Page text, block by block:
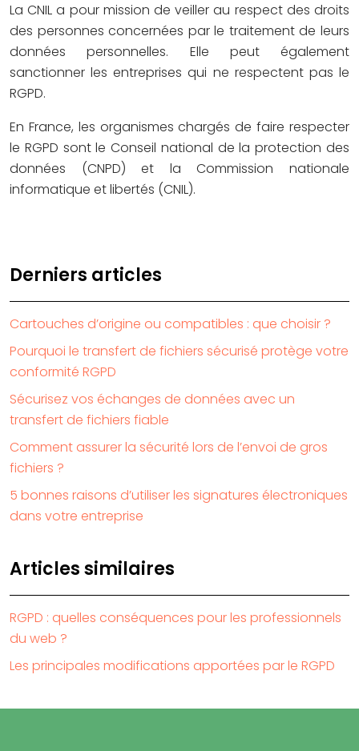
La CNIL a pour mission de veiller au respect des droits
des personnes concernées par le traitement de leurs
données personnelles. Elle peut également
sanctionner les entreprises qui ne respectent pas le
RGPD.
En France, les organismes chargés de faire respecter
le RGPD sont le Conseil national de la protection des
données (CNPD) et la Commission nationale
informatique et libertés (CNIL).
Derniers articles
Cartouches d’origine ou compatibles : que choisir ?
Pourquoi le transfert de fichiers sécurisé protège votre
conformité RGPD
Sécurisez vos échanges de données avec un
transfert de fichiers fiable
Comment assurer la sécurité lors de l’envoi de gros
fichiers ?
5 bonnes raisons d’utiliser les signatures électroniques
dans votre entreprise
Articles similaires
RGPD : quelles conséquences pour les professionnels
du web ?
Les principales modifications apportées par le RGPD